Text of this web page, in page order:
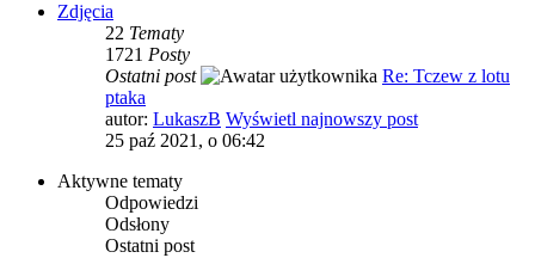
Zdjęcia
22 Tematy
1721 Posty
Ostatni post
Re: Tczew z lotu
ptaka
autor: LukaszB Wyświetl najnowszy post
25 paź 2021, o 06:42
Aktywne tematy
Odpowiedzi
Odsłony
Ostatni post